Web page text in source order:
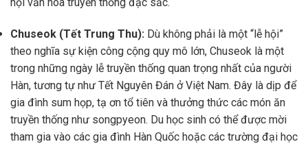
Chuseok (Tết Trung Thu): Dù không phải là một “lễ hội”
theo nghĩa sự kiện công cộng quy mô lớn, Chuseok là một
trong những ngày lễ truyền thống quan trọng nhất của người
Hàn, tương tự như Tết Nguyên Đán ở Việt Nam. Đây là dịp để
gia đình sum họp, tạ ơn tổ tiên và thưởng thức các món ăn
truyền thống như songpyeon. Du học sinh có thể được mời
tham gia vào các gia đình Hàn Quốc hoặc các trường đại học